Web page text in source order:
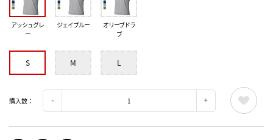
アッシュグレ
ー
ジェイブルー
オリーブドラ
ブ
S M L
購入数：